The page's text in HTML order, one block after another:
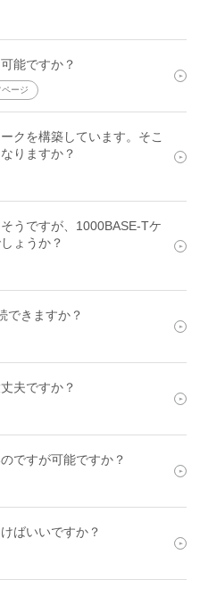
能ですか？
ージ
クを構築しています。そこ
りますか？
うですが、1000BASE-Tケ
ょうか？
できますか？
夫ですか？
ですが可能ですか？
ばいいですか？